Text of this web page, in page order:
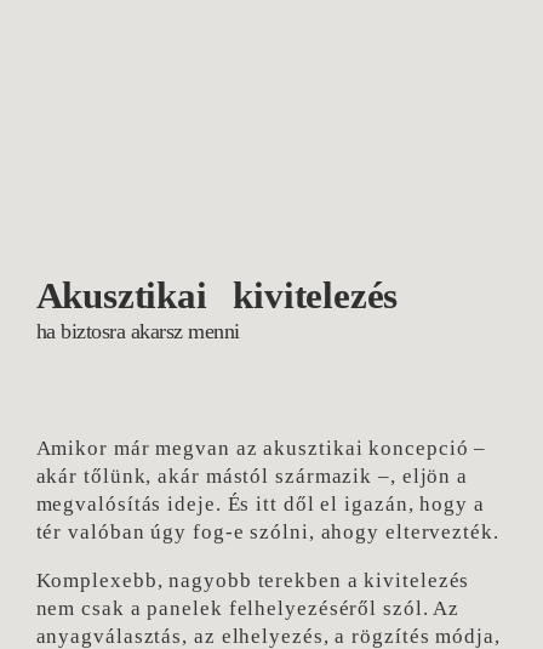
Akusztikai kivitelezés
ha biztosra akarsz menni
Amikor már megvan az akusztikai koncepció –
akár tőlünk, akár mástól származik –, eljön a
megvalósítás ideje. És itt dől el igazán, hogy a
tér valóban úgy fog-e szólni, ahogy eltervezték.
Komplexebb, nagyobb terekben a kivitelezés
nem csak a panelek felhelyezéséről szól. Az
anyagválasztás, az elhelyezés, a rögzítés módja,